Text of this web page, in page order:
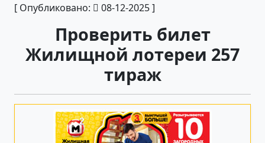
[ Опубликовано: 08-12-2025 ]
Проверить билет
Жилищной лотереи 257
тираж